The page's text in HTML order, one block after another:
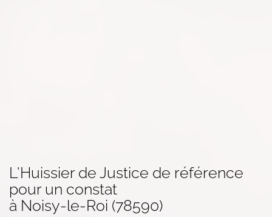
L'Huissier de Justice de référence
pour un constat
à Noisy-le-Roi (78590)